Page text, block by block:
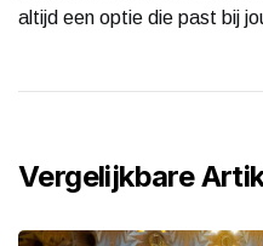
altijd een optie die past bij
Vergelijkbare